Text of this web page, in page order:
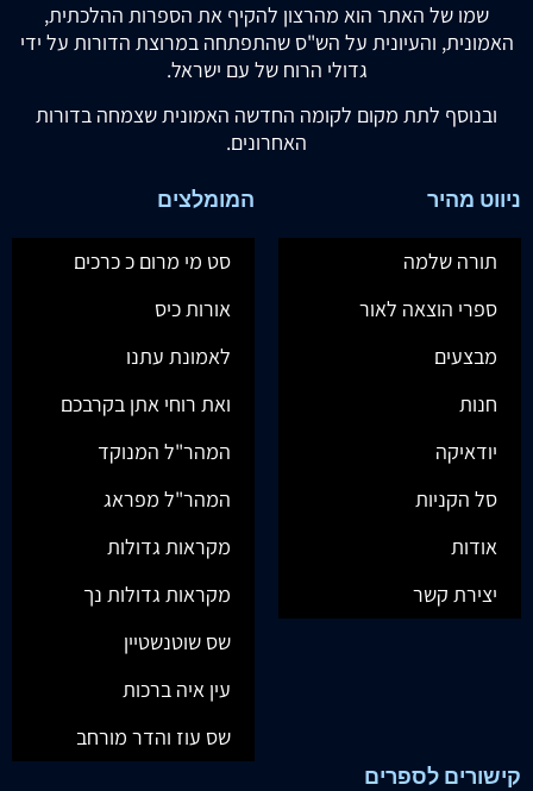
שמו של האתר הוא מהרצון להקיף את הספרות ההלכתית,
האמונית, והעיונית על הש"ס שהתפתחה במרוצת הדורות על ידי
גדולי הרוח של עם ישראל.
ובנוסף לתת מקום לקומה החדשה האמונית שצמחה בדורות
האחרונים.
ניווט מהיר
תורה שלמה
ספרי הוצאה לאור
מבצעים
חנות
יודאיקה
סל הקניות
אודות
יצירת קשר
המומלצים
סט מי מרום כ כרכים
אורות כיס
לאמונת עתנו
ואת רוחי אתן בקרבכם
המהר"ל המנוקד
המהר"ל מפראג
מקראות גדולות
מקראות גדולות נך
שס שוטנשטיין
עין איה ברכות
שס עוז והדר מורחב
קישורים לספרים